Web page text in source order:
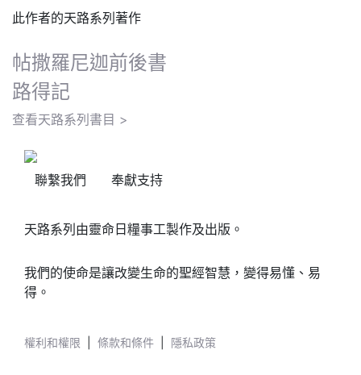
此作者的天路系列著作
帖撒羅尼迦前後書
路得記
查看天路系列書目 >
聯繫我們 奉獻支持
天路系列由靈命日糧事工製作及出版。
我們的使命是讓改變生命的聖經智慧，變得易懂、易
得。
權利和權限 條款和條件 隱私政策